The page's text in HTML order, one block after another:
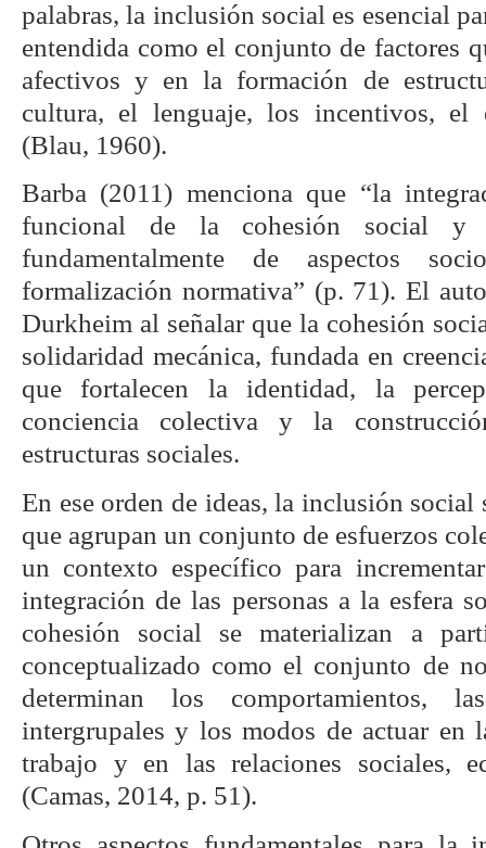
palabras, la inclusión social es esencial
entendida como el conjunto de factores
afectivos y en la formación de
cultura, el lenguaje, los incentivos, el
(Blau, 1960).
Barba (2011) menciona que “la
funcional de la cohesión social y
fundamentalmente de aspectos
formalización normativa” (p. 71). El
Durkheim al señalar que la cohesión
solidaridad mecánica, fundada en
que fortalecen la identidad, la
conciencia colectiva y la
estructuras sociales.
En ese orden de ideas, la inclusión social
que agrupan un conjunto de esfuerzos
un contexto específico para
integración de las personas a la esfera
cohesión social se materializan a
conceptualizado como el conjunto de
determinan los comportamientos,
intergrupales y los modos de actuar en
trabajo y en las relaciones sociales,
(Camas, 2014, p. 51).